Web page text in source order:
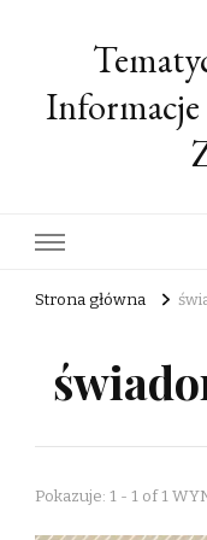
Strona główna
Pokazuje: 1 - 1 of 1